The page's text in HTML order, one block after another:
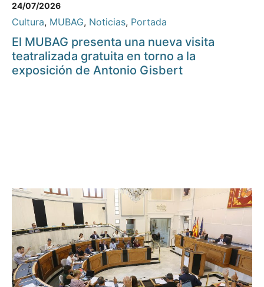
24/07/2026
Cultura, MUBAG, Noticias, Portada
El MUBAG presenta una nueva visita
teatralizada gratuita en torno a la
exposición de Antonio Gisbert